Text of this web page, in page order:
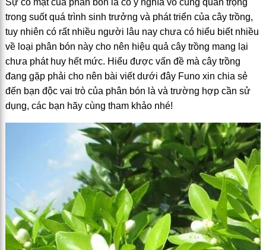
Sự có mặt của phân bón lá có ý nghĩa vô cùng quan trọng
trong suốt quá trình sinh trưởng và phát triển của cây trồng,
tuy nhiên có rất nhiều người lâu nay chưa có hiểu biết nhiều
về loại phân bón này cho nên hiệu quả cây trồng mang lại
chưa phát huy hết mức. Hiểu được vấn đề mà cây trồng
đang gặp phải cho nên bài viết dưới đây Funo xin chia sẻ
đến bạn độc vai trò của phân bón là và trường hợp cần sử
dụng, các bạn hãy cùng tham khảo nhé!